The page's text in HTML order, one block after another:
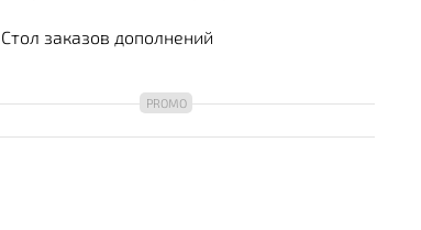
Стол заказов дополнений